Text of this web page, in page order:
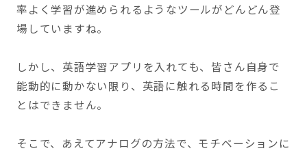
率よく学習が進められるようなツールがどんどん登
場していますね。
しかし、英語学習アプリを入れても、皆さん自身で
能動的に動かない限り、英語に触れる時間を作るこ
とはできません。
そこで、あえてアナログの方法で、モチベーションに